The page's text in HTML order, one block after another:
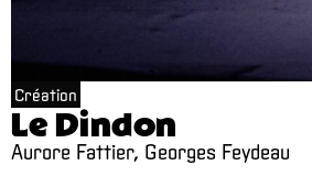
Création
Le Dindon
Aurore Fattier, Georges Feydeau